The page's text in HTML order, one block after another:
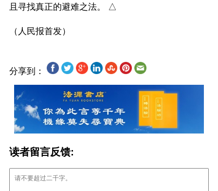
且寻找真正的避难之法。 △
分享到：
读者留言反馈: